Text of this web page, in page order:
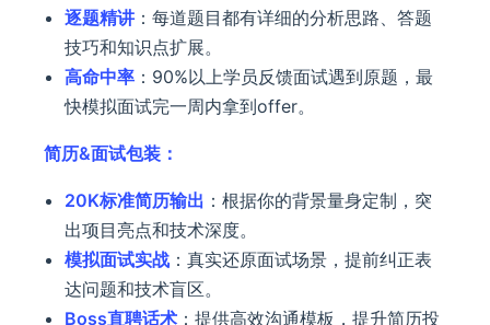
逐题精讲 ：每道题目都有详细的分析思路、答题
技巧和知识点扩展。
高命中率 ：90%以上学员反馈面试遇到原题，最
快模拟面试完一周内拿到offer。
简历&面试包装：
20K标准简历输出 ：根据你的背景量身定制，突
出项目亮点和技术深度。
模拟面试实战 ：真实还原面试场景，提前纠正表
达问题和技术盲区。
Boss直聘话术 ：提供高效沟通模板，提升简历投